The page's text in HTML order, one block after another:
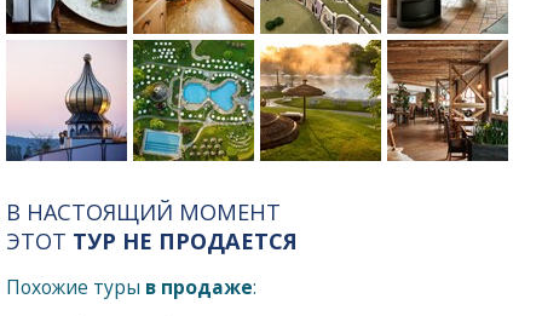
В НАСТОЯЩИЙ МОМЕНТ
ЭТОТ ТУР НЕ ПРОДАЕТСЯ
Похожие туры в продаже: